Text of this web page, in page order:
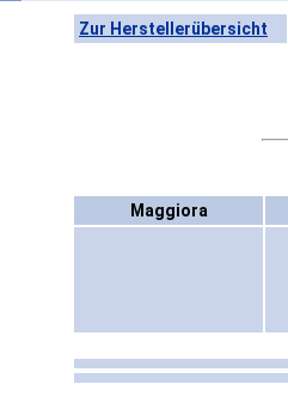
Zur Herstellerübersicht
Maggiora